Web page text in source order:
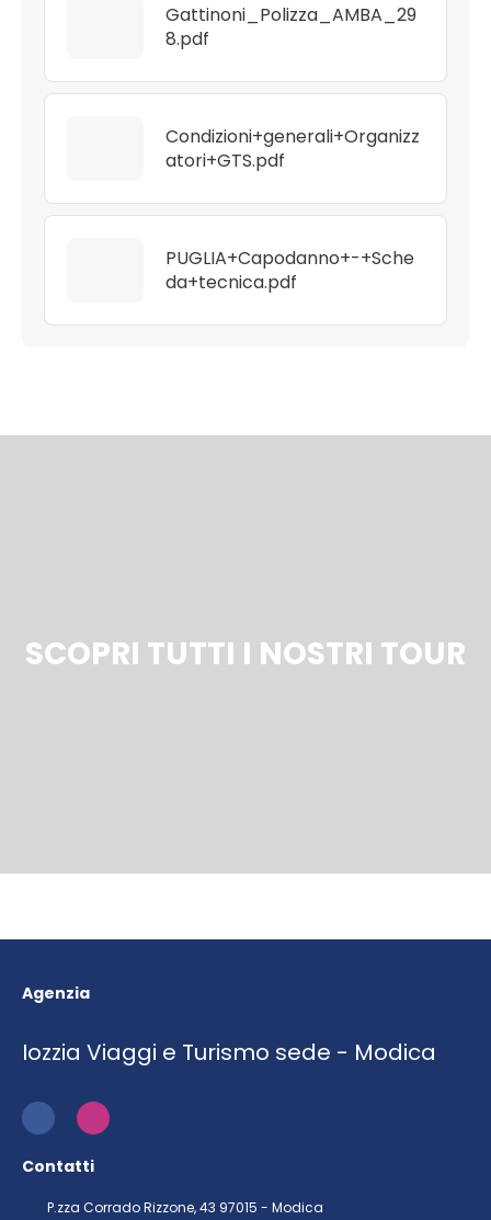
Gattinoni_Polizza_AMBA_29
8.pdf
Condizioni+generali+Organizz
atori+GTS.pdf
PUGLIA+Capodanno+-+Sche
da+tecnica.pdf
SCOPRI TUTTI I NOSTRI TOUR
Agenzia
Iozzia Viaggi e Turismo sede - Modica
Contatti
P.zza Corrado Rizzone, 43 97015 - Modica